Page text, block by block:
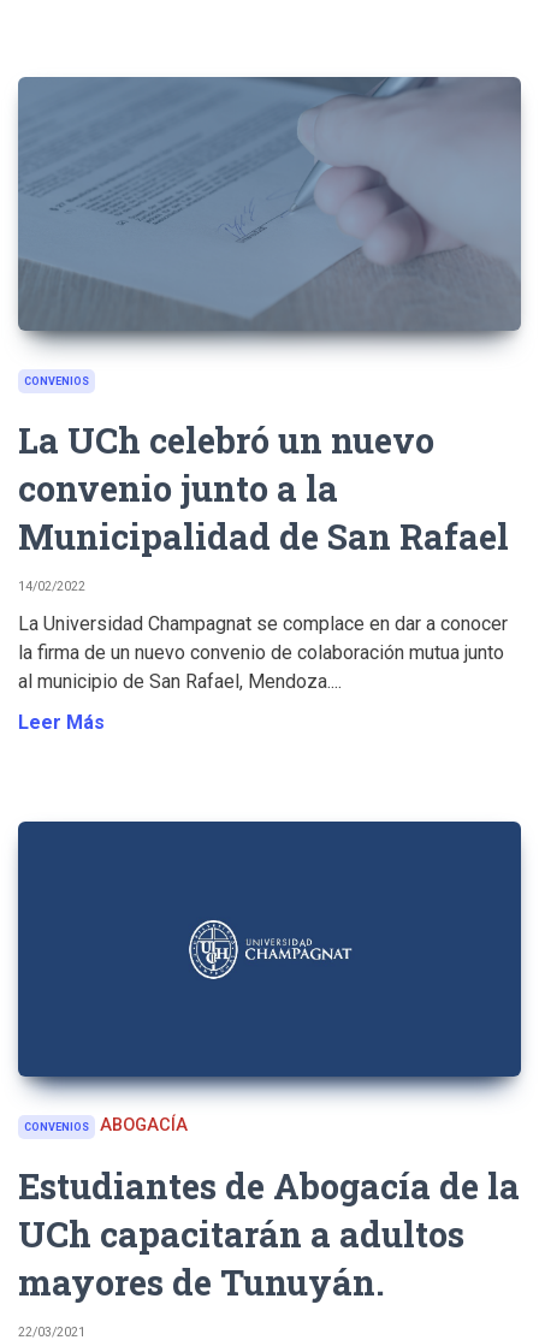
CONVENIOS
La UCh celebró un nuevo
convenio junto a la
Municipalidad de San Rafael
14/02/2022
La Universidad Champagnat se complace en dar a conocer
la firma de un nuevo convenio de colaboración mutua junto
al municipio de San Rafael, Mendoza....
Leer Más
CONVENIOS ABOGACÍA
Estudiantes de Abogacía de la
UCh capacitarán a adultos
mayores de Tunuyán.
22/03/2021